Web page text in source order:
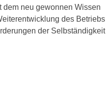
dem neu gewonnen Wissen
des Betriebs
der Selbständigkeit